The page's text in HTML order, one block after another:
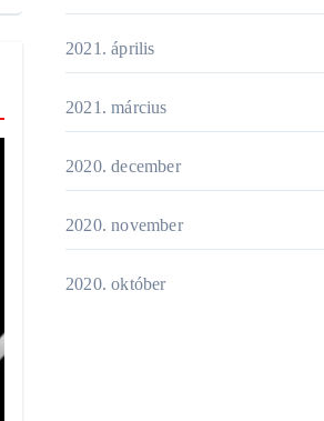
2021. április
2021. március
2020. december
2020. november
2020. október